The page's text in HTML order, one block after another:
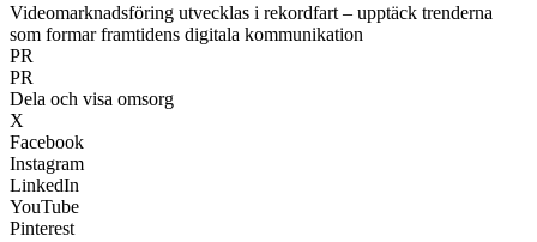
Videomarknadsföring utvecklas i rekordfart – upptäck trenderna
som formar framtidens digitala kommunikation
PR
PR
Dela och visa omsorg
X
Facebook
Instagram
LinkedIn
YouTube
Pinterest